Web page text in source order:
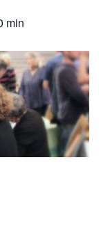
min